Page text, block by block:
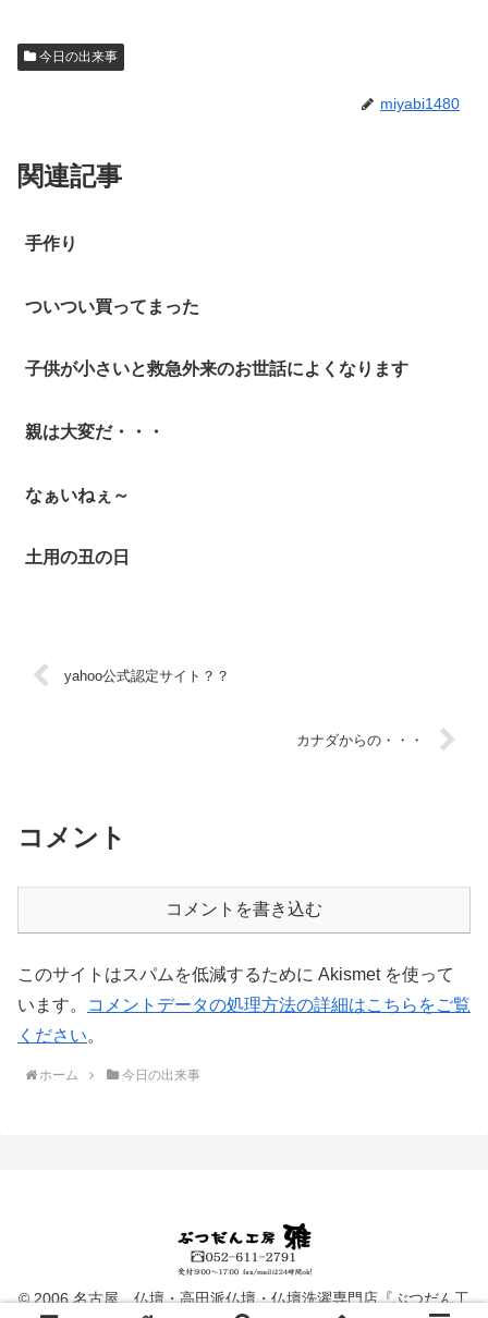
今日の出来事
miyabi1480
関連記事
手作り
ついつい買ってまった
子供が小さいと救急外来のお世話によくなります
親は大変だ・・・
なぁいねぇ～
土用の丑の日
yahoo公式認定サイト？？
カナダからの・・・
コメント
コメントを書き込む
このサイトはスパムを低減するために Akismet を使って
います。
コメントデータの処理方法の詳細はこちらをご覧
ください。
ホーム 今日の出来事
© 2006 名古屋 仏壇・高田派仏壇・仏壇洗濯専門店『ぶつだん工